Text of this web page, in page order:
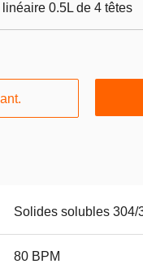
0.5L de 4 têtes
Solides solubles 304/
80 BPM